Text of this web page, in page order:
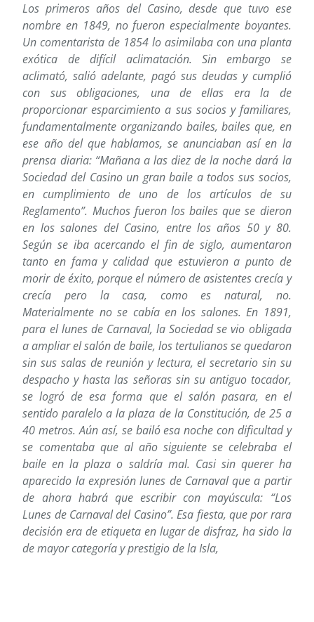
Los primeros años del Casino, desde que tuvo ese
nombre en 1849, no fueron especialmente boyantes.
Un comentarista de 1854 lo asimilaba con una planta
exótica de difícil aclimatación. Sin embargo se
aclimató, salió adelante, pagó sus deudas y cumplió
con sus obligaciones, una de ellas era la de
proporcionar esparcimiento a sus socios y familiares,
fundamentalmente organizando bailes, bailes que, en
ese año del que hablamos, se anunciaban así en la
prensa diaria: “Mañana a las diez de la noche dará la
Sociedad del Casino un gran baile a todos sus socios,
en cumplimiento de uno de los artículos de su
Reglamento”. Muchos fueron los bailes que se dieron
en los salones del Casino, entre los años 50 y 80.
Según se iba acercando el fin de siglo, aumentaron
tanto en fama y calidad que estuvieron a punto de
morir de éxito, porque el número de asistentes crecía y
crecía pero la casa, como es natural, no.
Materialmente no se cabía en los salones. En 1891,
para el lunes de Carnaval, la Sociedad se vio obligada
a ampliar el salón de baile, los tertulianos se quedaron
sin sus salas de reunión y lectura, el secretario sin su
despacho y hasta las señoras sin su antiguo tocador,
se logró de esa forma que el salón pasara, en el
sentido paralelo a la plaza de la Constitución, de 25 a
40 metros. Aún así, se bailó esa noche con dificultad y
se comentaba que al año siguiente se celebraba el
baile en la plaza o saldría mal. Casi sin querer ha
aparecido la expresión lunes de Carnaval que a partir
de ahora habrá que escribir con mayúscula: “Los
Lunes de Carnaval del Casino”. Esa fiesta, que por rara
decisión era de etiqueta en lugar de disfraz, ha sido la
de mayor categoría y prestigio de la Isla,